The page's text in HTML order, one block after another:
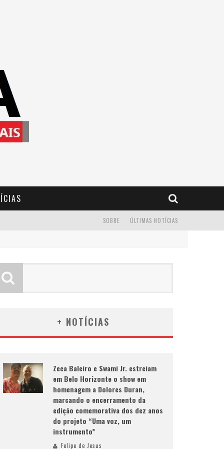
ÚLTIMAS NOTÍCIAS
SOBRE
+ NOTÍCIAS
Zeca Baleiro e Swami Jr. estreiam
em Belo Horizonte o show em
homenagem a Dolores Duran,
marcando o encerramento da
edição comemorativa dos dez anos
do projeto “Uma voz, um
instrumento”
Felipe de Jesus